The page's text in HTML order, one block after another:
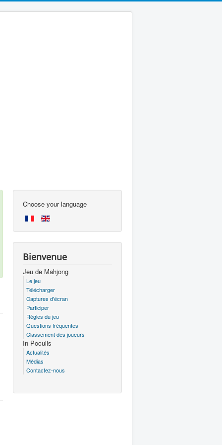
Choose your language
Bienvenue
Jeu de Mahjong
Le jeu
Télécharger
Captures d'écran
Participer
Règles du jeu
Questions fréquentes
Classement des joueurs
In Poculis
Actualités
Médias
Contactez-nous